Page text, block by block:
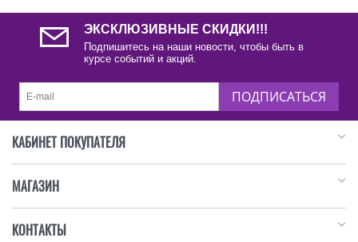
ЭКСКЛЮЗИВНЫЕ СКИДКИ!!!
Подпишитесь на наши новости, чтобы быть в
курсе событий и акций.
КАБИНЕТ ПОКУПАТЕЛЯ